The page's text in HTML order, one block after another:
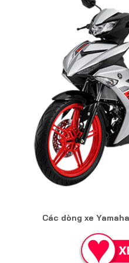
Các dòng xe